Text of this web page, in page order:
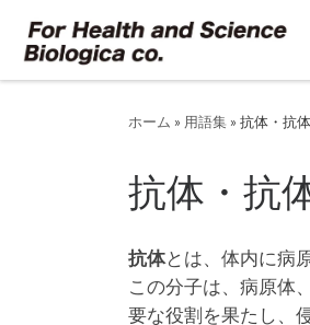
コンテンツへスキップ
ホーム » 用語集 » 抗体・抗
抗体・抗
抗体とは、体内に病
この分子は、病原体
要な役割を果たし、